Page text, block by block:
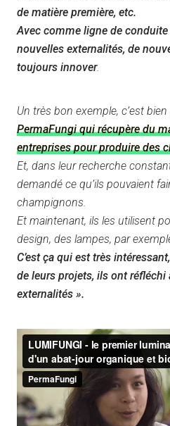
de matière première, etc.
Avec comme ligne de
nouvelles externalités, de
toujours innover.
Un très bon exemple, c’est
PermaFungiqui récupère du
entreprises pour produire des
Et, dans leur recherche
demandé ce qu’ils pouvaient
champignons.
Et maintenant, ils les utilisent
design, des lampes, par
C’est ça qui est très
de leurs projets, ils ont
externalités ».